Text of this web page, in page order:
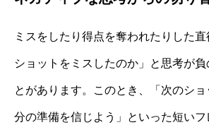
ミスをしたり得点を奪われたりした
ショットをミスしたのか」と思考が負
とがあります。このとき、「次のシ
分の準備を信じよう」といった短い